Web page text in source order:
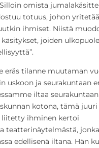
omista
totuus, johon
ihmiset. Niistä
joiden
eräs tilanne muutaman
uskoon ja seurakuntaan
iltaa seurakuntaan
kotona, tämä juuri
liitetty ihminen kertoi
teatterinäytelmästä,
edellisenä iltana. Hän